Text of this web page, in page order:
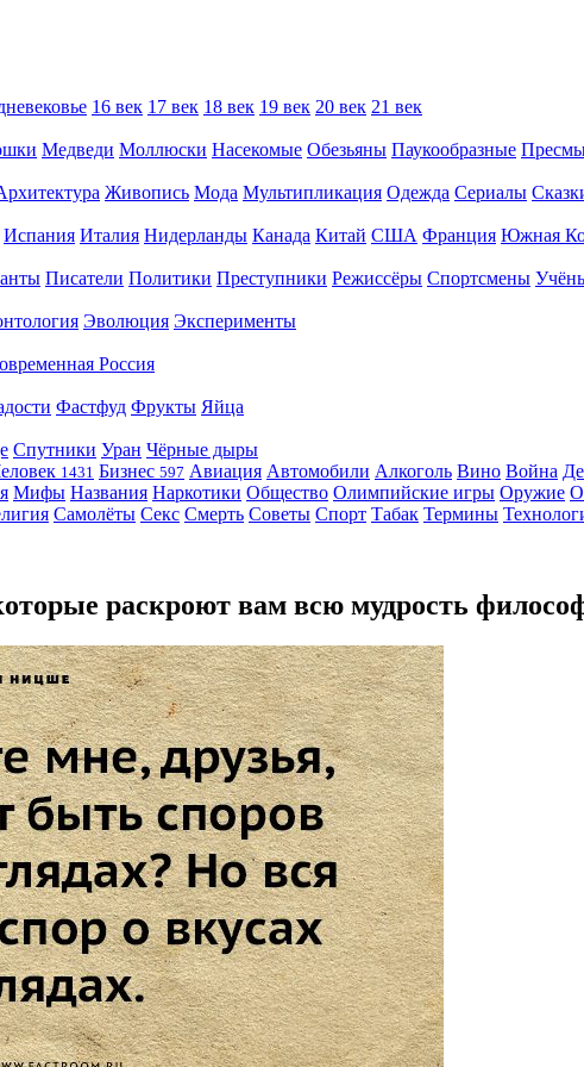
16 век 17 век 18 век 19 век 20 век 21 век
Медведи Моллюски Насекомые Обезьяны Паукообразные
Живопись Мода Мультипликация Одежда Сериалы
Испания Италия Нидерланды Канада Китай США Франция Южная
Писатели Политики Преступники Режиссёры Спортсмены
Эволюция Эксперименты
Россия
Фастфуд Фрукты Яйца
Спутники Уран Чёрные дыры
1431 Бизнес 597 Авиация Автомобили Алкоголь Вино Война
Мифы Названия Наркотики Общество Олимпийские игры Оружие
Самолёты Секс Смерть Советы Спорт Табак Термины
раскроют вам всю мудрость